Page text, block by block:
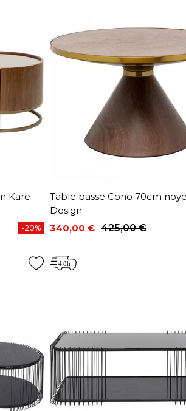
Kare
-20%
Table basse Cono 70cm
Design
Prix
340,00 €
Prix de base425,00 €